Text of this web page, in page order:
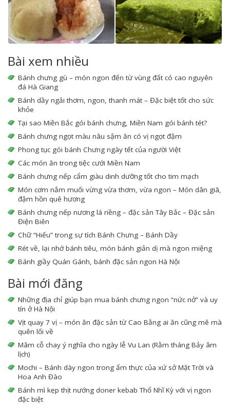
Bài xem nhiều
Bánh chưng gù – món ngon đến từ vùng đất có cao nguyên
đá Hà Giang
Bánh dầy ngải thơm, ngon, thanh mát – Đặc biệt tốt cho sức
khỏe
Tại sao Miền Bắc gói bánh chưng, Miền Nam gói bánh tét?
Bánh chưng ngọt màu nâu sậm ăn có vị ngọt đậm
Phong tục gói bánh Chưng ngày tết của người Việt
Các món ăn trong tiệc cưới Miền Nam
Bánh chưng nếp cẩm giàu dinh dưỡng tốt cho tim mạch
Món cơm nắm muối vừng vừa thơm, vừa ngon – Món dân giã,
đậm hồn quê hương
Bánh chưng nếp nương lá riềng – đặc sản Tây Bắc – Đặc sản
Điện Biên
Chữ “Hiếu” trong sự tích Bánh Chưng – Bánh Dầy
Rét về, lại nhớ bánh tiêu, món bánh giản dị mà ngon miệng
Bánh giầy Quán Gánh, bánh đặc sản ngon Hà Nội
Bài mới đăng
Những địa chỉ giúp bạn mua bánh chưng ngon “nức nở” và uy
tín ở Hà Nội
Vịt quay 7 vị – món ăn đặc sản từ Cao Bằng ai ăn cũng mê mà
quên lối về
Mâm cỗ chay ý nghĩa cho ngày lễ Vu Lan (Rằm tháng Bảy âm
lịch)
Mochi – Bánh dày ngon trong ẩm thực của xứ sở Mặt Trời và
Hoa Anh Đào
Bánh mì kẹp thịt nướng doner kebab Thổ Nhĩ Kỳ với vị ngon
đặc biệt